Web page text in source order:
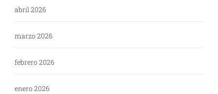
abril 2026
marzo 2026
febrero 2026
enero 2026